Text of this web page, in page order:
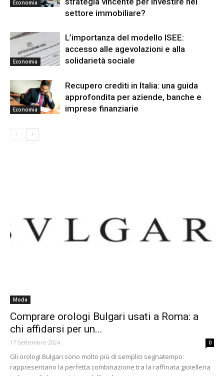
Economia
settore immobiliare?
Economia
L’importanza del modello ISEE:
accesso alle agevolazioni e alla
solidarietà sociale
Economia
Recupero crediti in Italia: una guida
approfondita per aziende, banche e
imprese finanziarie
Moda
Comprare orologi Bulgari usati a Roma: a
chi affidarsi per un...
17 Settembre 2024 0
Gli orologi Bulgari sono molto più di semplici segnatempo:
rappresentano la perfetta combinazione tra la raffinata gioielleria